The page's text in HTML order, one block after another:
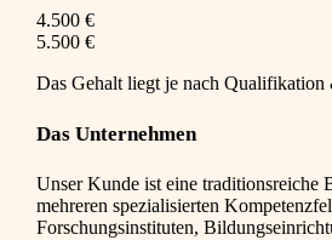
4.500 €
5.500 €
Das Gehalt liegt je nach
Das Unternehmen
Unser Kunde ist eine traditionsreiche
mehreren spezialisierten
Forschungsinstituten,